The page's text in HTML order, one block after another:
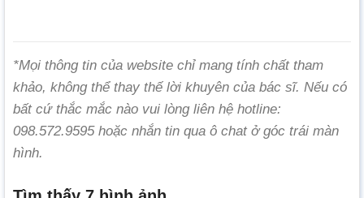
*Mọi thông tin của website chỉ mang tính chất tham
khảo, không thể thay thế lời khuyên của bác sĩ. Nếu có
bất cứ thắc mắc nào vui lòng liên hệ hotline:
098.572.9595 hoặc nhắn tin qua ô chat ở góc trái màn
hình.